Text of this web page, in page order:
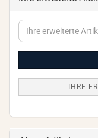
Ihre
erweiterte
IHRE